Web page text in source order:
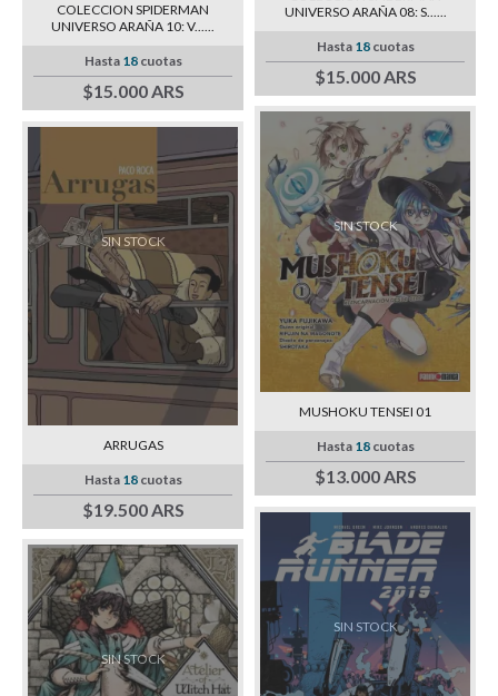
COLECCION SPIDERMAN
UNIVERSO ARAÑA 10: V......
Hasta 18cuotas
$15.000 ARS
UNIVERSO ARAÑA 08: S......
Hasta 18cuotas
$15.000 ARS
SIN STOCK
ARRUGAS
Hasta 18cuotas
$19.500 ARS
SIN STOCK
MUSHOKU TENSEI 01
Hasta 18cuotas
$13.000 ARS
SIN STOCK
SIN STOCK